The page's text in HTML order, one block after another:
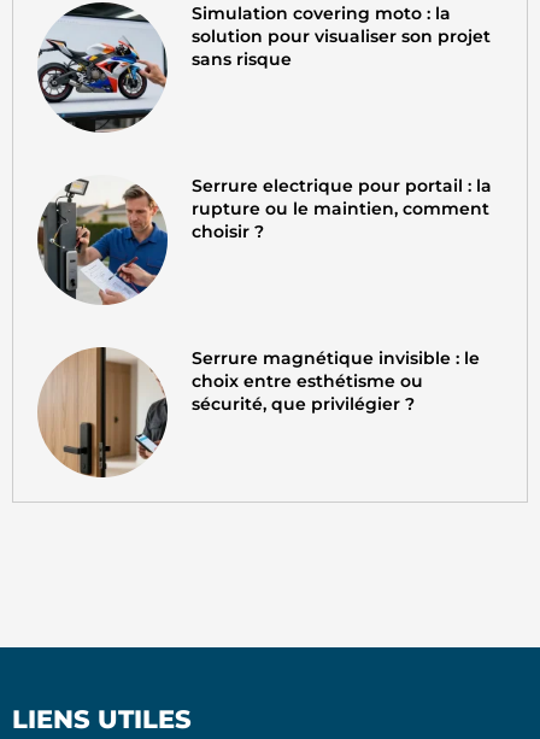
Simulation covering moto : la
solution pour visualiser son projet
sans risque
Serrure electrique pour portail : la
rupture ou le maintien, comment
choisir ?
Serrure magnétique invisible : le
choix entre esthétisme ou
sécurité, que privilégier ?
LIENS UTILES